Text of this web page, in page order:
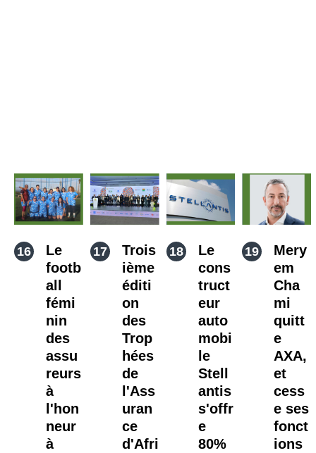
Le
footb
all
fémi
nin
des
assu
reurs
à
l'hon
neur
à
Trois
ième
éditi
on
des
Trop
hées
de
l'Ass
uran
ce
d'Afri
Le
cons
truct
eur
auto
mobi
le
Stell
antis
s'offr
e
80%
Mery
em
Cha
mi
quitt
e
AXA,
et
cess
e ses
fonct
ions